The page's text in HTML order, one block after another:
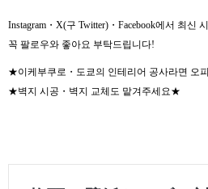
Instagram・X(구 Twitter)・Facebook에서 최신
꼭 팔로우와 좋아요 부탁드립니다!
★이케부쿠로・도쿄의 인테리어 공사라면 오
★벽지 시공・벽지 교체도 맡겨주세요★